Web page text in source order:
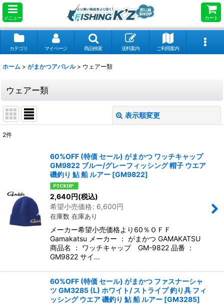
メニュー カート
カテゴリ マイページ 商品検索 送料案内 ご利用案内
ホーム > がまかつアパレル > ウェアー類
ウェアー類
表示順変更
2件
60%OFF (特価 セール) がまかつ ワッチキャップ
GM9822 ブルー/グレーフィッシング 帽子 ウエア
磯釣り 鮎 船 ルアー [GM9822]
2,640円(税込)
希望小売価格: 6,600円
在庫数 在庫あり
メーカー希望小売価格より60％ＯＦＦ
Gamakatsu メーカー ： がまかつ GAMAKATSU
商品名 ： ワッチキャップ GM-9822 品番 ：
GM9822 サイ…
60%OFF (特価 セール) がまかつ ファスナーシャ
ツ GM3285 (L) ホワイト/ ストライプ 釣り具 フィ
ッシング ウエア 磯釣り 鮎 船 ルアー [GM3285]